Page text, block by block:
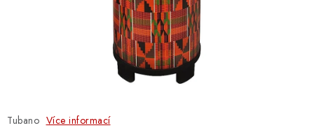
KYTAROVÉ PŘÍSLUŠENSTVÍ
OSTATNÍ STRUNNÉ NÁSTROJE
KONTAKTY
Tubano Více informací